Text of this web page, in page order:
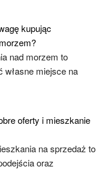
kupując
nad morzem to
własne miejsce na
oferty i mieszkanie
na sprzedaż to
oraz